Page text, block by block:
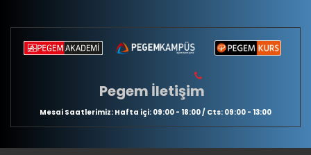
Pegem İletişim
Mesai Saatlerimiz: Hafta içi: 09:00 - 18:00 / Cts: 09:00 - 13:00